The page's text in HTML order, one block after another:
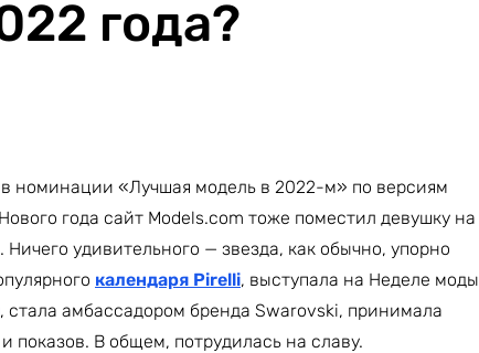
года?
номинации «Лучшая модель в 2022-м» по версиям
года сайт Models.com тоже поместил девушку на
удивительного — звезда, как обычно, упорно
календаря Pirelli, выступала на Неделе моды
, стала амбассадором бренда Swarovski, принимала
показов. В общем, потрудилась на славу.